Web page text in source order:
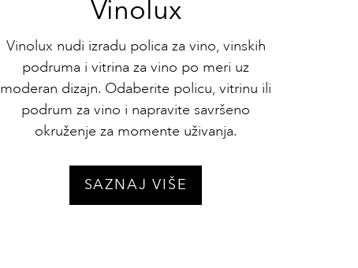
Vinolux
Vinolux nudi izradu polica za vino, vinskih
podruma i vitrina za vino po meri uz
moderan dizajn. Odaberite policu, vitrinu ili
podrum za vino i napravite savršeno
okruženje za momente uživanja.
SAZNAJ VIŠE